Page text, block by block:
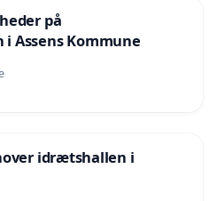
på
Assens Kommune
idrætshallen i